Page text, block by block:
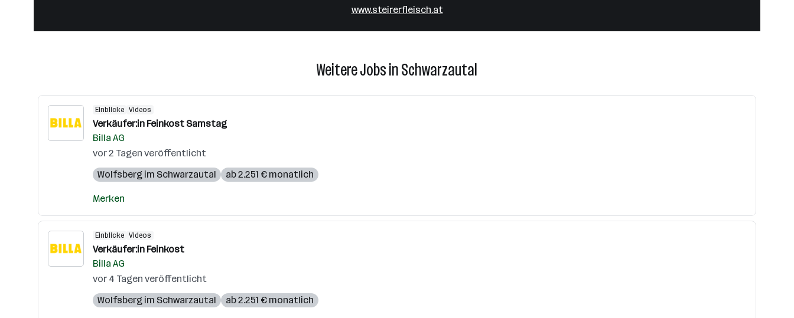
www.steirerfleisch.at
Weitere Jobs in Schwarzautal
Einblicke Videos
Verkäufer:in Feinkost Samstag
Billa AG
vor 2 Tagen veröffentlicht
Wolfsberg im Schwarzautal
ab 2.251 € monatlich
Merken
Einblicke Videos
Verkäufer:in Feinkost
Billa AG
vor 4 Tagen veröffentlicht
Wolfsberg im Schwarzautal
ab 2.251 € monatlich